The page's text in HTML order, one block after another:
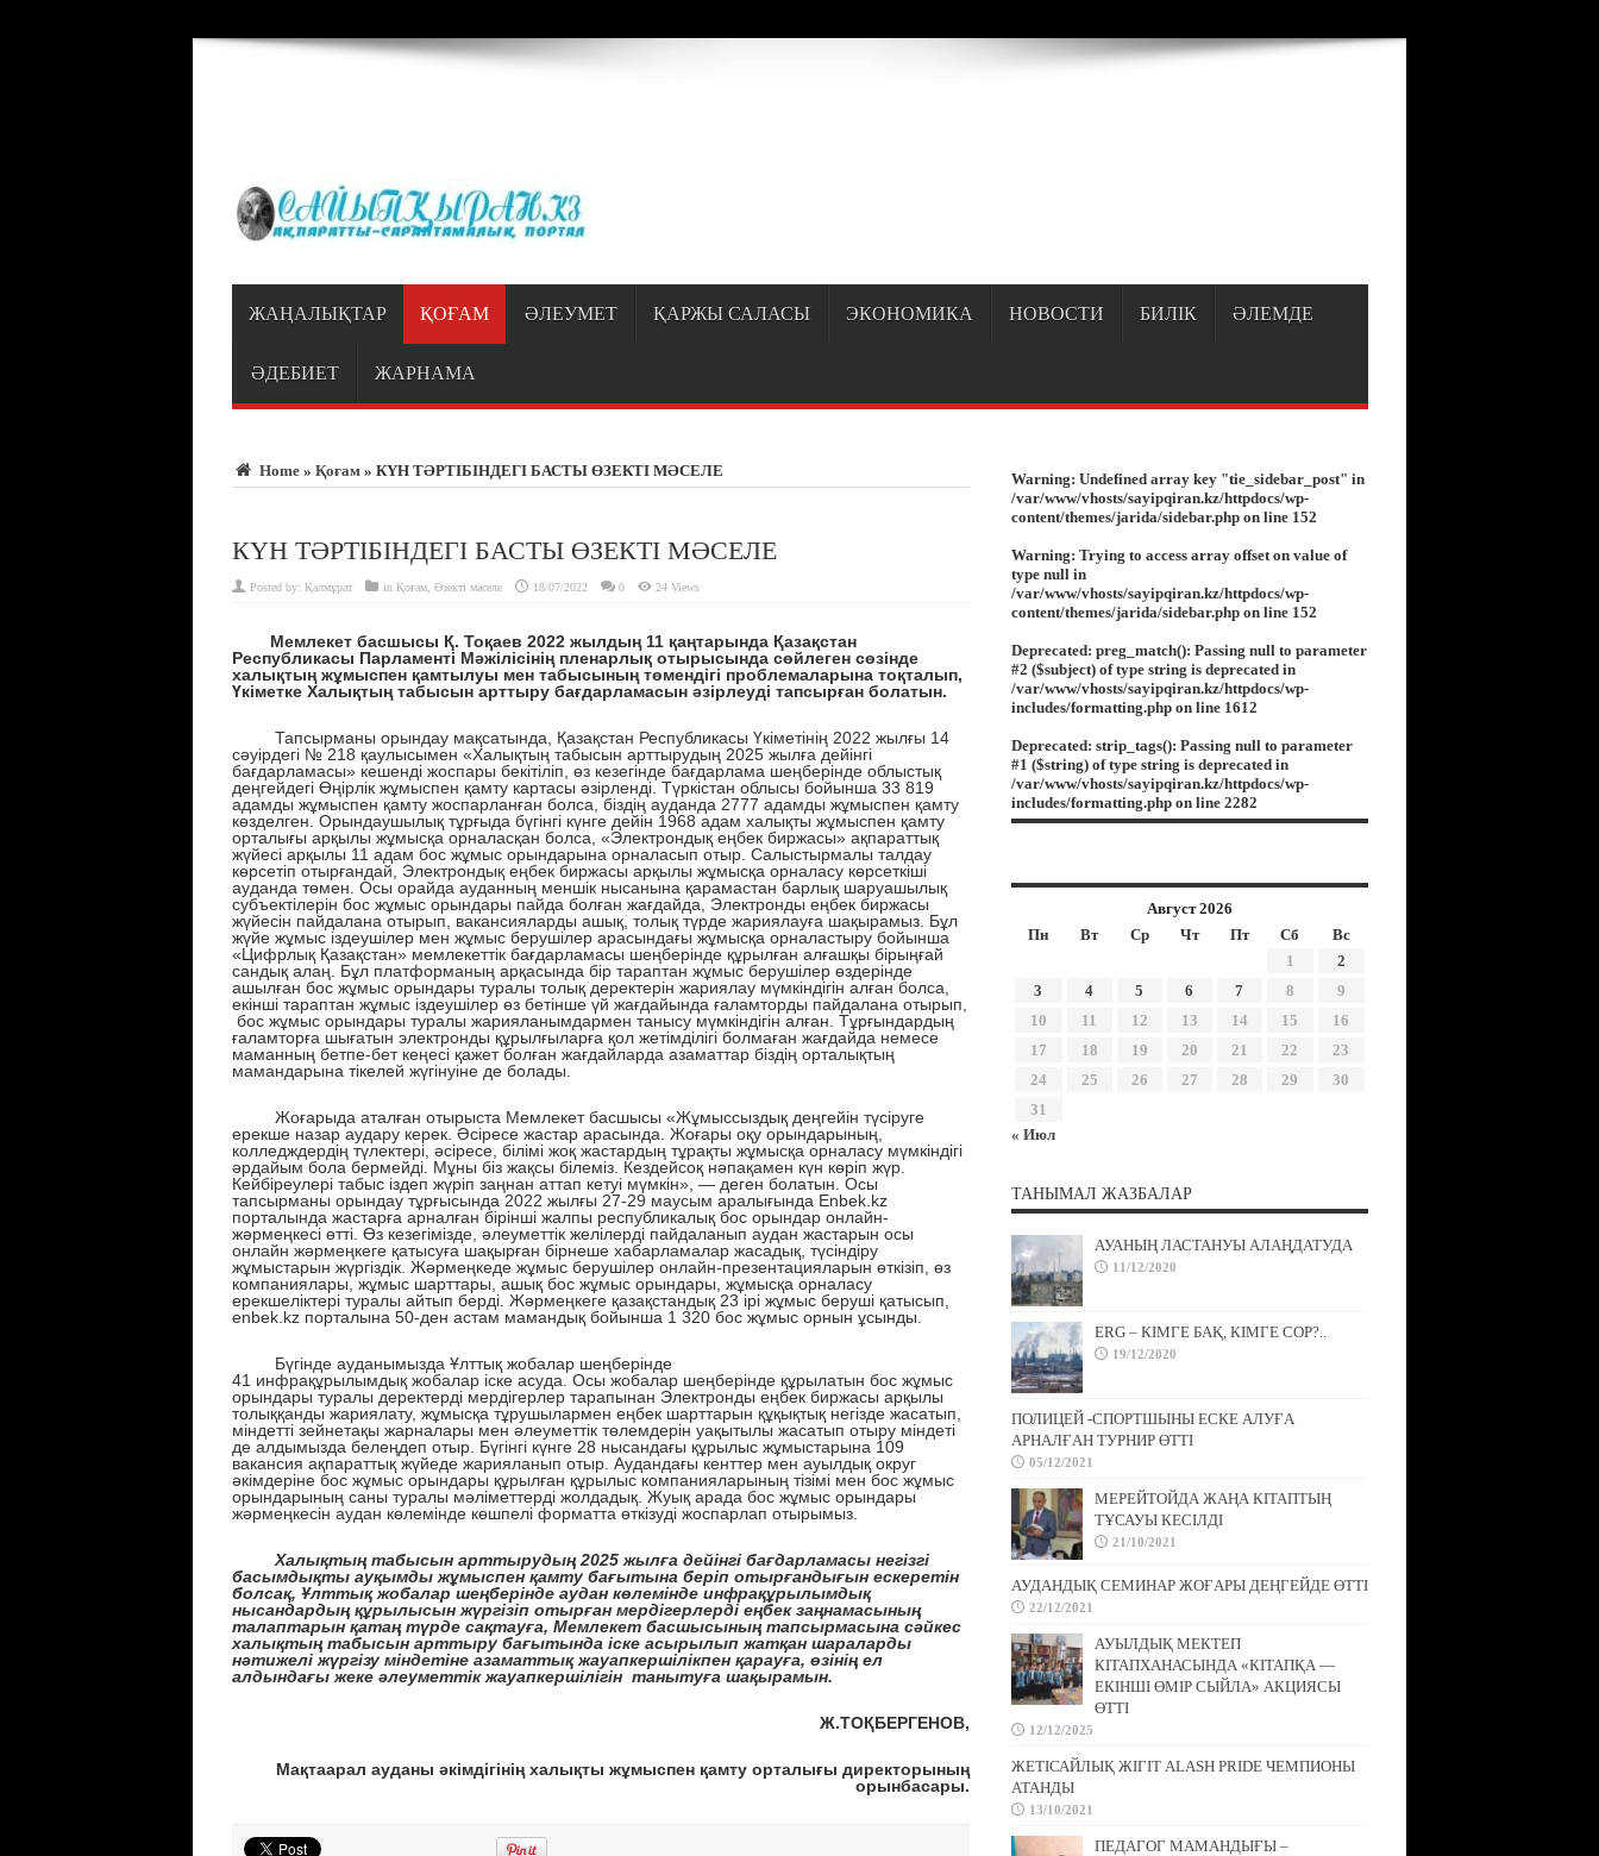
ЖАҢАЛЫҚТАР ҚОҒАМ ӘЛЕУМЕТ ҚАРЖЫ САЛАСЫ ЭКОНОМИКА НОВОСТИ БИЛІК ӘЛЕМДЕ
ӘДЕБИЕТ ЖАРНАМА
Home » Қоғам » КҮН ТӘРТІБІНДЕГІ БАСТЫ ӨЗЕКТІ МӘСЕЛЕ
КҮН ТӘРТІБІНДЕГІ БАСТЫ ӨЗЕКТІ МӘСЕЛЕ
Posted by: Қалмұрат in Қоғам, Өзекті мәселе 18/07/2022 0 24 Views
Мемлекет басшысы Қ. Тоқаев 2022 жылдың 11 қаңтарында Қазақстан
Республикасы Парламенті Мәжілісінің пленарлық отырысында сөйлеген сөзінде
халықтың жұмыспен қамтылуы мен табысының төмендігі проблемаларына тоқталып,
Үкіметке Халықтың табысын арттыру бағдарламасын әзірлеуді тапсырған болатын.
Тапсырманы орындау мақсатында, Қазақстан Республикасы Үкіметінің 2022 жылғы 14
сәуірдегі № 218 қаулысымен «Халықтың табысын арттырудың 2025 жылға дейінгі
бағдарламасы» кешенді жоспары бекітіліп, өз кезегінде бағдарлама шеңберінде облыстық
деңгейдегі Өңірлік жұмыспен қамту картасы әзірленді. Түркістан облысы бойынша 33 819
адамды жұмыспен қамту жоспарланған болса, біздің ауданда 2777 адамды жұмыспен қамту
көзделген. Орындаушылық тұрғыда бүгінгі күнге дейін 1968 адам халықты жұмыспен қамту
орталығы арқылы жұмысқа орналасқан болса, «Электрондық еңбек биржасы» ақпараттық
жүйесі арқылы 11 адам бос жұмыс орындарына орналасып отыр. Салыстырмалы талдау
көрсетіп отырғандай, Электрондық еңбек биржасы арқылы жұмысқа орналасу көрсеткіші
ауданда төмен. Осы орайда ауданның меншік нысанына қарамастан барлық шаруашылық
субъектілерін бос жұмыс орындары пайда болған жағдайда, Электронды еңбек биржасы
жүйесін пайдалана отырып, вакансияларды ашық, толық түрде жариялауға шақырамыз. Бұл
жүйе жұмыс іздеушілер мен жұмыс берушілер арасындағы жұмысқа орналастыру бойынша
«Цифрлық Қазақстан» мемлекеттік бағдарламасы шеңберінде құрылған алғашқы бірыңғай
сандық алаң. Бұл платформаның арқасында бір тараптан жұмыс берушілер өздерінде
ашылған бос жұмыс орындары туралы толық деректерін жариялау мүмкіндігін алған болса,
екінші тараптан жұмыс іздеушілер өз бетінше үй жағдайында ғаламторды пайдалана отырып,
бос жұмыс орындары туралы жарияланымдармен танысу мүмкіндігін алған. Тұрғындардың
ғаламторға шығатын электронды құрылғыларға қол жетімділігі болмаған жағдайда немесе
маманның бетпе-бет кеңесі қажет болған жағдайларда азаматтар біздің орталықтың
мамандарына тікелей жүгінуіне де болады.
Жоғарыда аталған отырыста Мемлекет басшысы «Жұмыссыздық деңгейін түсіруге
ерекше назар аудару керек. Әсіресе жастар арасында. Жоғары оқу орындарының,
колледждердің түлектері, әсіресе, білімі жоқ жастардың тұрақты жұмысқа орналасу мүмкіндігі
әрдайым бола бермейді. Мұны біз жақсы білеміз. Кездейсоқ нәпақамен күн көріп жүр.
Кейбіреулері табыс іздеп жүріп заңнан аттап кетуі мүмкін», — деген болатын. Осы
тапсырманы орындау тұрғысында 2022 жылғы 27-29 маусым аралығында Enbek.kz
порталында жастарға арналған бірінші жалпы республикалық бос орындар онлайн-
жәрмеңкесі өтті. Өз кезегімізде, әлеуметтік желілерді пайдаланып аудан жастарын осы
онлайн жәрмеңкеге қатысуға шақырған бірнеше хабарламалар жасадық, түсіндіру
жұмыстарын жүргіздік. Жәрмеңкеде жұмыс берушілер онлайн-презентацияларын өткізіп, өз
компаниялары, жұмыс шарттары, ашық бос жұмыс орындары, жұмысқа орналасу
ерекшеліктері туралы айтып берді. Жәрмеңкеге қазақстандық 23 ірі жұмыс беруші қатысып,
enbek.kz порталына 50-ден астам мамандық бойынша 1 320 бос жұмыс орнын ұсынды.
Бүгінде ауданымызда Ұлттық жобалар шеңберінде
41 инфрақұрылымдық жобалар іске асуда. Осы жобалар шеңберінде құрылатын бос жұмыс
орындары туралы деректерді мердігерлер тарапынан Электронды еңбек биржасы арқылы
толыққанды жариялату, жұмысқа тұрушылармен еңбек шарттарын құқықтық негізде жасатып,
міндетті зейнетақы жарналары мен әлеуметтік төлемдерін уақытылы жасатып отыру міндеті
де алдымызда белеңдеп отыр. Бүгінгі күнге 28 нысандағы құрылыс жұмыстарына 109
вакансия ақпараттық жүйеде жарияланып отыр. Аудандағы кенттер мен ауылдық округ
әкімдеріне бос жұмыс орындары құрылған құрылыс компанияларының тізімі мен бос жұмыс
орындарының саны туралы мәліметтерді жолдадық. Жуық арада бос жұмыс орындары
жәрмеңкесін аудан көлемінде көшпелі форматта өткізуді жоспарлап отырымыз.
Халықтың табысын арттырудың 2025 жылға дейінгі бағдарламасы негізгі
басымдықты ауқымды жұмыспен қамту бағытына беріп отырғандығын ескеретін
болсақ, Ұлттық жобалар шеңберінде аудан көлемінде инфрақұрылымдық
нысандардың құрылысын жүргізіп отырған мердігерлерді еңбек заңнамасының
талаптарын қатаң түрде сақтауға, Мемлекет басшысының тапсырмасына сәйкес
халықтың табысын арттыру бағытында іске асырылып жатқан шараларды
нәтижелі жүргізу міндетіне азаматтық жауапкершілікпен қарауға, өзінің ел
алдындағы жеке әлеуметтік жауапкершілігін танытуға шақырамын.
Ж.ТОҚБЕРГЕНОВ,
Мақтаарал ауданы әкімдігінің халықты жұмыспен қамту орталығы директорының
орынбасары.
Warning: Undefined array key "tie_sidebar_post" in
/var/www/vhosts/sayipqiran.kz/httpdocs/wp-
content/themes/jarida/sidebar.phpon line 152
Warning: Trying to access array offset on value of
type null in
/var/www/vhosts/sayipqiran.kz/httpdocs/wp-
content/themes/jarida/sidebar.phpon line 152
Deprecated: preg_match(): Passing null to parameter
#2 ($subject) of type string is deprecated in
/var/www/vhosts/sayipqiran.kz/httpdocs/wp-
includes/formatting.phpon line 1612
Deprecated: strip_tags(): Passing null to parameter
#1 ($string) of type string is deprecated in
/var/www/vhosts/sayipqiran.kz/httpdocs/wp-
includes/formatting.phpon line 2282
Август 2026
Пн
Вт Ср Чт Пт Сб
Вс
1
2
3
4 5 6 7 8
9
10
11 12 13 14 15
16
17
18 19 20 21 22
23
24
25 26 27 28 29
30
31
« Июл
ТАНЫМАЛ ЖАЗБАЛАР
АУАНЫҢ ЛАСТАНУЫ АЛАҢДАТУДА
11/12/2020
ERG – КІМГЕ БАҚ, КІМГЕ СОР?..
19/12/2020
ПОЛИЦЕЙ -СПОРТШЫНЫ ЕСКЕ АЛУҒА
АРНАЛҒАН ТУРНИР ӨТТІ
05/12/2021
МЕРЕЙТОЙДА ЖАҢА КІТАПТЫҢ
ТҰСАУЫ КЕСІЛДІ
21/10/2021
АУДАНДЫҚ СЕМИНАР ЖОҒАРЫ ДЕҢГЕЙДЕ ӨТТІ
22/12/2021
АУЫЛДЫҚ МЕКТЕП
КІТАПХАНАСЫНДА «КІТАПҚА —
ЕКІНШІ ӨМІР СЫЙЛА» АКЦИЯСЫ
ӨТТІ
12/12/2025
ЖЕТІСАЙЛЫҚ ЖІГІТ ALASH PRIDE ЧЕМПИОНЫ
АТАНДЫ
13/10/2021
ПЕДАГОГ МАМАНДЫҒЫ –